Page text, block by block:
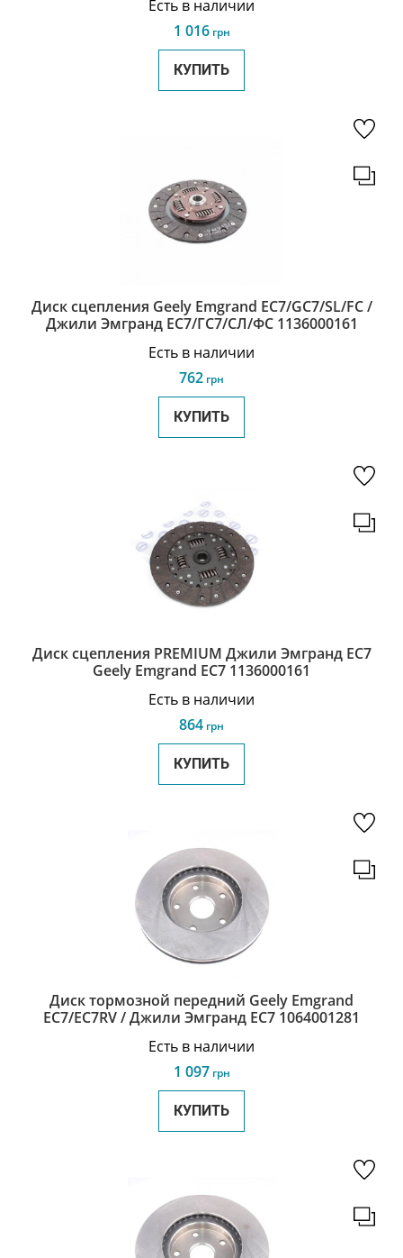
Есть в наличии
1 016грн
КУПИТЬ
Диск сцепления Geely Emgrand EC7/GC7/SL/FC /
Джили Эмгранд ЕС7/ГС7/СЛ/ФС 1136000161
Есть в наличии
762 грн
КУПИТЬ
Диск сцепления PREMIUM Джили Эмгранд ЕС7
Geely Emgrand EC7 1136000161
Есть в наличии
864 грн
КУПИТЬ
Диск тормозной передний Geely Emgrand
EC7/EC7RV / Джили Эмгранд ЕС7 1064001281
Есть в наличии
1 097грн
КУПИТЬ